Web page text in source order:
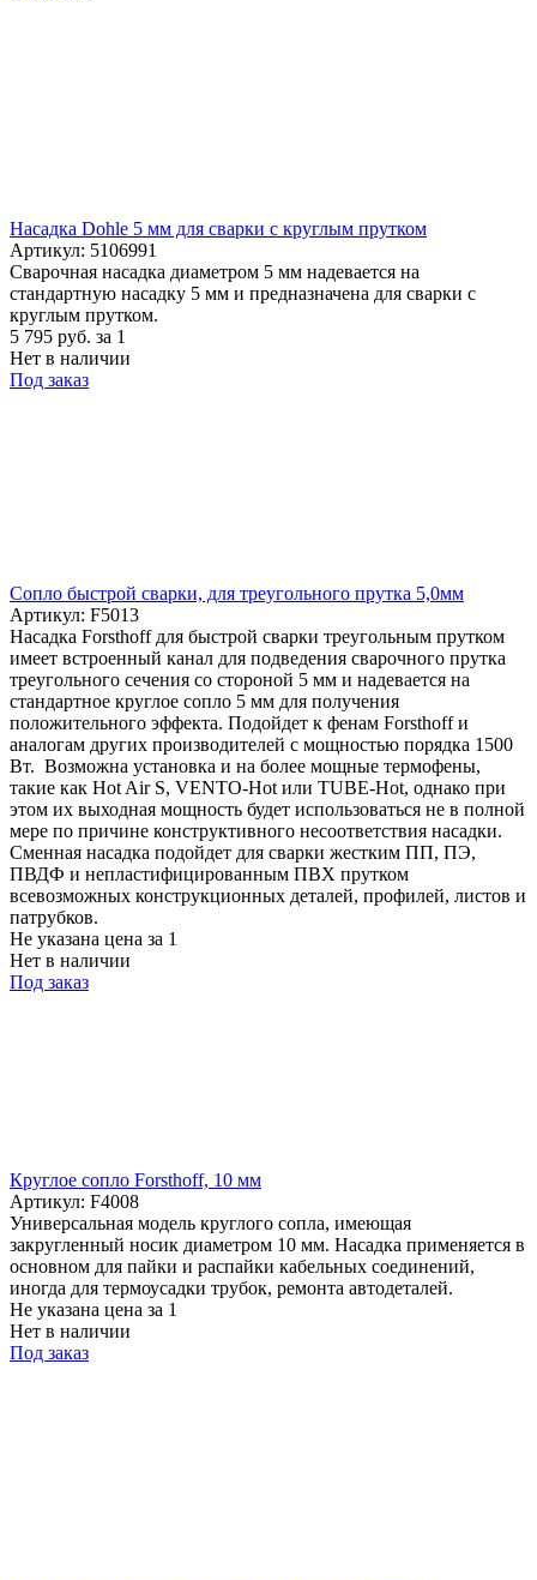
Насадка Dohle 5 мм для сварки с круглым прутком
Артикул: 5106991
Сварочная насадка диаметром 5 мм надевается на
стандартную насадку 5 мм и предназначена для сварки с
круглым прутком.
5 795 руб. за 1
Нет в наличии
Под заказ
Cопло быстрой сварки, для треугольного прутка 5,0мм
Артикул: F5013
Насадка Forsthoff для быстрой сварки треугольным прутком
имеет встроенный канал для подведения сварочного прутка
треугольного сечения со стороной 5 мм и надевается на
стандартное круглое сопло 5 мм для получения
положительного эффекта. Подойдет к фенам Forsthoff и
аналогам других производителей с мощностью порядка 1500
Вт. Возможна установка и на более мощные термофены,
такие как Hot Air S, VENTO-Hot или TUBE-Hot, однако при
этом их выходная мощность будет использоваться не в полной
мере по причине конструктивного несоответствия насадки.
Сменная насадка подойдет для сварки жестким ПП, ПЭ,
ПВДФ и непластифицированным ПВХ прутком
всевозможных конструкционных деталей, профилей, листов и
патрубков.
Не указана цена за 1
Нет в наличии
Под заказ
Круглое сопло Forsthoff, 10 мм
Артикул: F4008
Универсальная модель круглого сопла, имеющая
закругленный носик диаметром 10 мм. Насадка применяется в
основном для пайки и распайки кабельных соединений,
иногда для термоусадки трубок, ремонта автодеталей.
Не указана цена за 1
Нет в наличии
Под заказ